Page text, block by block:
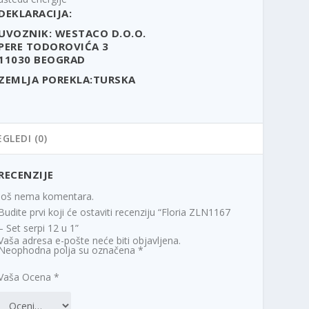
WESTACO D.O.O.
TODOROVIĆA 3
BEOGRAD
POREKLA:TURSKA
(0)
nema komentara.
prvi koji će ostaviti recenziju “Floria ZLN1167
Set serpi 12 u 1”
adresa e-pošte neće biti objavljena.
polja su označena*
Ocena*